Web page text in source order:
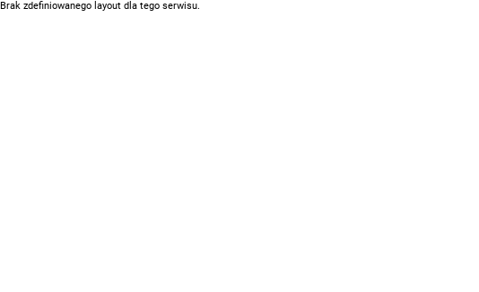
Brak zdefiniowanego layout dla tego serwisu.